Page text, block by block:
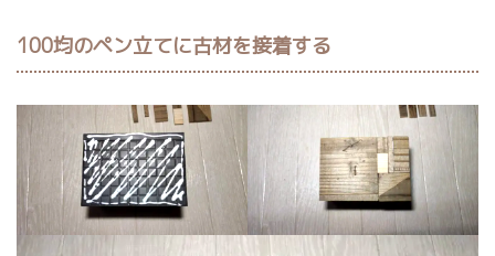
100均のペン立てに古材を接着する